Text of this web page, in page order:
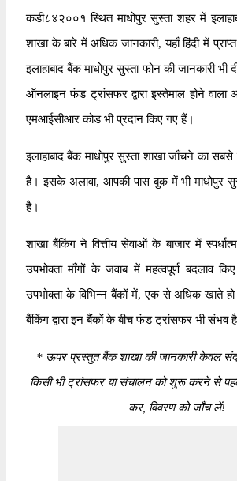
कडी८४२००१ स्थित माधोपुर सुस्ता शहर में
शाखा के बारे में अधिक जानकारी, यहाँ हिंदी में
इलाहाबाद बैंक माधोपुर सुस्ता फोन की जानकारी
ऑनलाइन फंड ट्रांसफर द्वारा इस्तेमाल होने
एमआईसीआर कोड भी प्रदान किए गए हैं।
इलाहाबाद बैंक माधोपुर सुस्ता शाखा जाँचने का
है। इसके अलावा, आपकी पास बुक में भी माधोपुर
है।
शाखा बैंकिंग ने वित्तीय सेवाओं के बाजार में
उपभोक्ता माँगों के जवाब में महत्वपूर्ण बदलाव
उपभोक्ता के विभिन्न बैंकों में, एक से अधिक खाते
बैंकिंग द्वारा इन बैंकों के बीच फंड ट्रांसफर भी संभव
*ऊपर प्रस्तुत बैंक शाखा की जानकारी केवल
किसी भी ट्रांसफर या संचालन को शुरू करने से
कर, विवरण को जाँच लें!